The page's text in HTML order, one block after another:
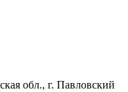
обл., г. Павловский